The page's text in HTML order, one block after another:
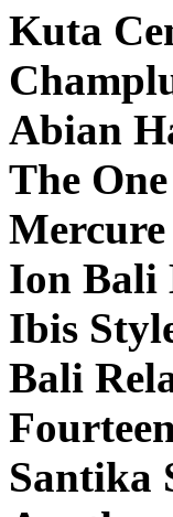
Kuta
Abian
The
Ion Bali
Ibis
Bali
Santika